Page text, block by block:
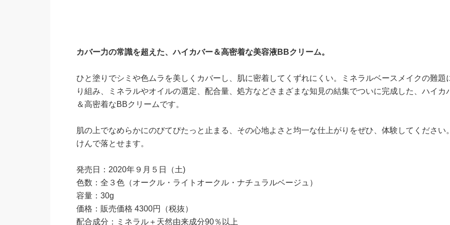
カバー力の常識を超えた、ハイカバー＆高密着な美容液BBクリーム。
ひと塗りでシミや色ムラを美しくカバーし、肌に密着してくずれにくい。ミネラルベースメイクの難題
り組み、ミネラルやオイルの選定、配合量、処方などさまざまな知見の結集でついに完成した、ハイカ
＆高密着なBBクリームです。
肌の上でなめらかにのびてぴたっと止まる、その心地よさと均一な仕上がりをぜひ、体験してください
けんで落とせます。
発売日：2020年９月５日（土)
色数：全３色（オークル・ライトオークル・ナチュラルベージュ）
容量：30g
価格：販売価格 4300円（税抜）
配合成分：ミネラル＋天然由来成分90％以上